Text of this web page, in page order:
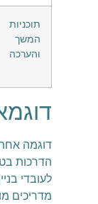
תוכניות
המשך
והערכה
דוגמה
הדרכות
לעובדי
מדריכים